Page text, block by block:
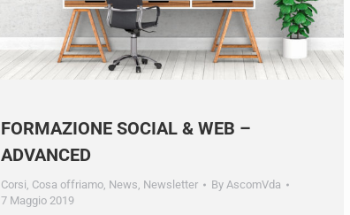
FORMAZIONE SOCIAL & WEB –
ADVANCED
Corsi Cosa offriamo, News Newsletter By AscomVda
7 Maggio 2019